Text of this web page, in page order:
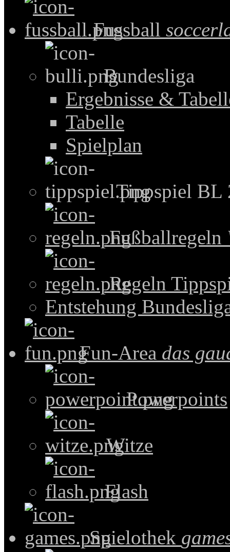
Fussball
Bundesliga
Ergebnisse &
Tabelle
Spielplan
Tippspiel BL
Fußballregeln
Regeln
Entstehung
Fun-Area das
Powerpoints
Witze
Flash
Spielothek